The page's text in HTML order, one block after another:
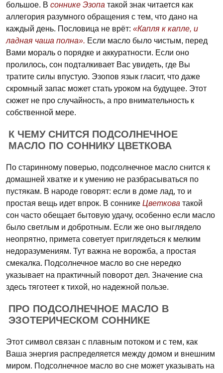
большое. В соннике Эзопа такой знак читается как
аллегория разумного обращения с тем, что дано на
каждый день. Пословица не врёт: «Капля к капле, и
ладная чаша полна». Если масло было чистым, перед
Вами мораль о порядке и аккуратности. Если оно
пролилось, сон подталкивает Вас увидеть, где Вы
тратите силы впустую. Эзопов язык гласит, что даже
скромный запас может стать уроком на будущее. Этот
сюжет не про случайность, а про внимательность к
собственной мере.
К ЧЕМУ СНИТСЯ ПОДСОЛНЕЧНОЕ
МАСЛО ПО СОННИКУ ЦВЕТКОВА
По старинному поверью, подсолнечное масло снится к
домашней хватке и к умению не разбрасываться по
пустякам. В народе говорят: если в доме лад, то и
простая вещь идет впрок. В соннике Цветкова такой
сон часто обещает бытовую удачу, особенно если масло
было светлым и добротным. Если же оно выглядело
неопрятно, примета советует приглядеться к мелким
недоразумениям. Тут важна не ворожба, а простая
смекалка. Подсолнечное масло во сне нередко
указывает на практичный поворот дел. Значение сна
здесь тяготеет к тихой, но надежной пользе.
ПРО ПОДСОЛНЕЧНОЕ МАСЛО В
ЭЗОТЕРИЧЕСКОМ СОННИКЕ
Этот символ связан с плавным потоком и с тем, как
Ваша энергия распределяется между домом и внешним
миром. Подсолнечное масло во сне может указывать на